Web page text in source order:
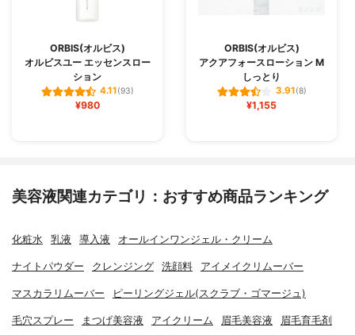
ORBIS(オルビス)
オルビスユー エッセンスロー
ション
4.11(93)
¥980
ORBIS(オルビス)
アクアフォースローション M
しっとり
3.91(8)
¥1,155
美容液関連カテゴリ：おすすめ商品ランキング
化粧水 乳液 導入液 オールインワンジェル・クリーム
ナイトパウダー クレンジング 洗顔料 アイメイクリムーバー
マスカラリムーバー ピーリングジェル(スクラブ・ゴマージュ)
毛穴スプレー まつげ美容液 アイクリーム 眉毛美容液 眉毛育毛剤